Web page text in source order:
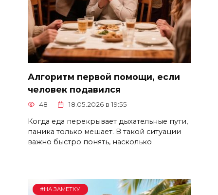
Алгоритм первой помощи, если
человек подавился
48 18.05.2026 в 19:55
Когда еда перекрывает дыхательные пути,
паника только мешает. В такой ситуации
важно быстро понять, насколько
#НА ЗАМЕТКУ